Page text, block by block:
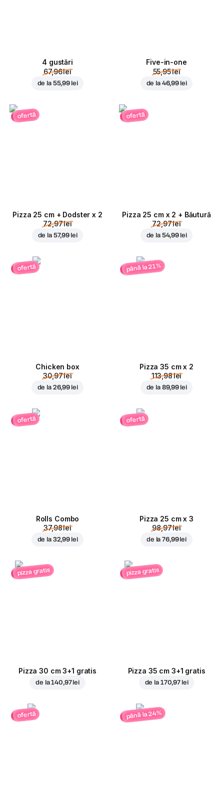
4 gustări
67,96 lei
de la 55,99 lei
Five-in-one
55,95 lei
de la 46,99 lei
ofertă
Pizza 25 cm + Dodster x 2
72,97 lei
de la 57,99 lei
ofertă
Pizza 25 cm x 2 + Băutură
72,97 lei
de la 54,99 lei
ofertă
Chicken box
30,97 lei
de la 26,99 lei
până la 21%
Pizza 35 cm x 2
113,98 lei
de la 89,99 lei
ofertă
Rolls Combo
37,98 lei
de la 32,99 lei
ofertă
Pizza 25 cm x 3
98,97 lei
de la76,99 lei
pizza gratis
Pizza 30 cm 3+1 gratis
de la140,97 lei
pizza gratis
Pizza 35 cm 3+1 gratis
de la 170,97 lei
ofertă până la 24%